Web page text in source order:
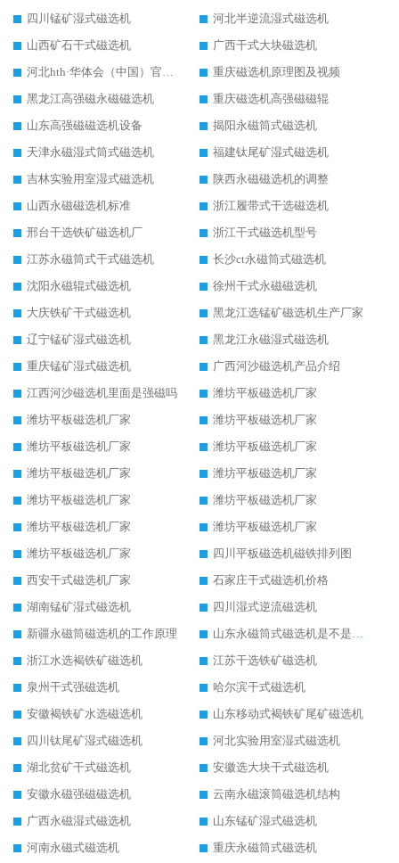
四川锰矿湿式磁选机
河北半逆流湿式磁选机
山西矿石干式磁选机
广西干式大块磁选机
河北hth·华体会（中国）官方网站-hth.com 工作视频
重庆磁选机原理图及视频
黑龙江高强磁永磁磁选机
重庆磁选机高强磁磁辊
山东高强磁磁选机设备
揭阳永磁筒式磁选机
天津永磁湿式筒式磁选机
福建钛尾矿湿式磁选机
吉林实验用室湿式磁选机
陕西永磁磁选机的调整
山西永磁磁选机标准
浙江履带式干选磁选机
邢台干选铁矿磁选机厂
浙江干式磁选机型号
江苏永磁筒式干式磁选机
长沙ct永磁筒式磁选机
沈阳永磁辊式磁选机
徐州干式永磁磁选机
大庆铁矿干式磁选机
黑龙江选锰矿磁选机生产厂家
辽宁锰矿湿式磁选机
黑龙江永磁湿式磁选机
重庆锰矿湿式磁选机
广西河沙磁选机产品介绍
江西河沙磁选机里面是强磁吗
潍坊平板磁选机厂家
潍坊平板磁选机厂家
潍坊平板磁选机厂家
潍坊平板磁选机厂家
潍坊平板磁选机厂家
潍坊平板磁选机厂家
潍坊平板磁选机厂家
潍坊平板磁选机厂家
潍坊平板磁选机厂家
潍坊平板磁选机厂家
潍坊平板磁选机厂家
潍坊平板磁选机厂家
四川平板磁选机磁铁排列图
西安干式磁选机厂家
石家庄干式磁选机价格
湖南锰矿湿式磁选机
四川湿式逆流磁选机
新疆永磁筒磁选机的工作原理
山东永磁筒式磁选机是不是强磁
浙江水选褐铁矿磁选机
江苏干选铁矿磁选机
泉州干式强磁选机
哈尔滨干式磁选机
安徽褐铁矿水选磁选机
山东移动式褐铁矿尾矿磁选机
四川钛尾矿湿式磁选机
河北实验用室湿式磁选机
湖北贫矿干式磁选机
安徽选大块干式磁选机
安徽永磁强磁磁选机
云南永磁滚筒磁选机结构
广西永磁湿式磁选机
山东锰矿湿式磁选机
河南永磁式磁选机
重庆永磁筒式磁选机